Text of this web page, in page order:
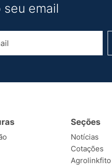
email
Seções
Notícias
Cotações
Agrolinkfito